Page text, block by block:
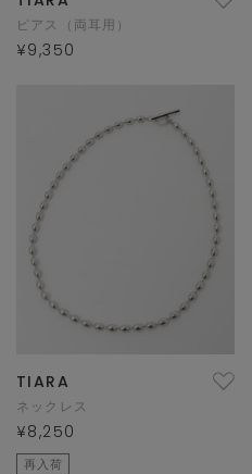
ピアス（両耳用）
¥9,350
TIARA
ネックレス
¥8,250
再入荷